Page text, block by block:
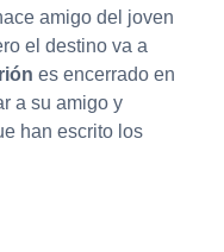
amigo del joven
el destino va a
es encerrado en
a su amigo y
han escrito los